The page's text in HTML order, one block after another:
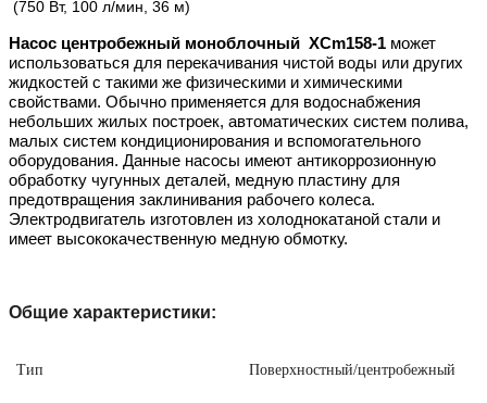
(750 Вт, 100 л/мин, 36 м)
Насос центробежный моноблочный XCm158-1 может
использоваться для перекачивания чистой воды или других
жидкостей с такими же физическими и химическими
свойствами. Обычно применяется для водоснабжения
небольших жилых построек, автоматических систем полива,
малых систем кондиционирования и вспомогательного
оборудования. Данные насосы имеют антикоррозионную
обработку чугунных деталей, медную пластину для
предотвращения заклинивания рабочего колеса.
Электродвигатель изготовлен из холоднокатаной стали и
имеет высококачественную медную обмотку.
Общие характеристики:
Тип Поверхностный/центробежный